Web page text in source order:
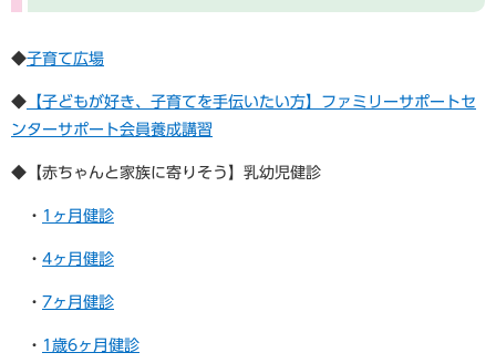
◆子育て広場
◆ 【子どもが好き、子育てを手伝いたい方】ファミリーサポートセ
ンターサポート会員養成講習
​◆【赤ちゃんと家族に寄りそう】乳幼児健診
・ 1ヶ月健診
・ 4ヶ月健診
・ 7ヶ月健診
・ 1歳6ヶ月健診